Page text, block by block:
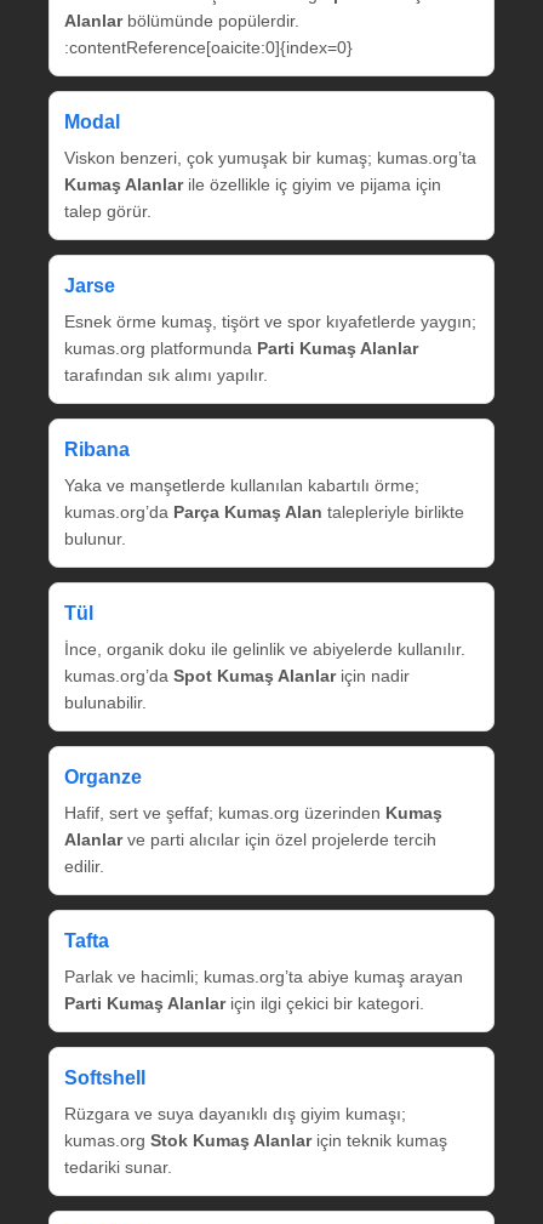
Alanlarbölümünde popülerdir.
:contentReference[oaicite:0]{index=0}
Modal
Viskon benzeri, çok yumuşak bir kumaş; kumas.org’ta
Kumaş Alanlarile özellikle iç giyim ve pijama için
talep görür.
Jarse
Esnek örme kumaş, tişört ve spor kıyafetlerde yaygın;
kumas.org platformunda Parti Kumaş Alanlar
tarafından sık alımı yapılır.
Ribana
Yaka ve manşetlerde kullanılan kabartılı örme;
kumas.org’da Parça Kumaş Alan talepleriyle birlikte
bulunur.
Tül
İnce, organik doku ile gelinlik ve abiyelerde kullanılır.
kumas.org’da Spot Kumaş Alanlariçin nadir
bulunabilir.
Organze
Hafif, sert ve şeffaf; kumas.org üzerinden Kumaş
Alanlarve parti alıcılar için özel projelerde tercih
edilir.
Tafta
Parlak ve hacimli; kumas.org’ta abiye kumaş arayan
Parti Kumaş Alanlariçin ilgi çekici bir kategori.
Softshell
Rüzgara ve suya dayanıklı dış giyim kumaşı;
kumas.org Stok Kumaş Alanlariçin teknik kumaş
tedariki sunar.